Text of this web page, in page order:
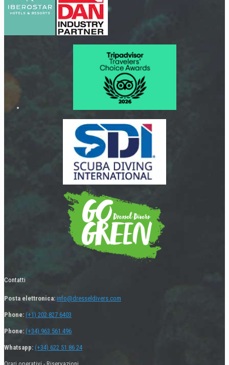
Contatti
Posta elettronica: info@dresseldivers.com
Phone: (+1) 202 827 6403
Phone: (+34) 963 561 496
Whatsapp: (+34) 622 51 86 24